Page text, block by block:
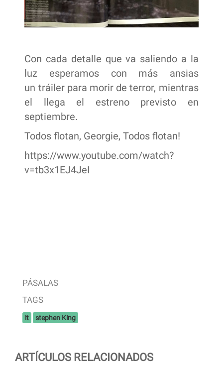
Con cada detalle que va saliendo a la
luz esperamos con más ansias
un tráiler para morir de terror, mientras
el llega el estreno previsto en
septiembre.
Todos flotan, Georgie, Todos flotan!
https://www.youtube.com/watch?
v=tb3x1EJ4JeI
PÁSALAS
TAGS
it stephen King
ARTÍCULOS RELACIONADOS